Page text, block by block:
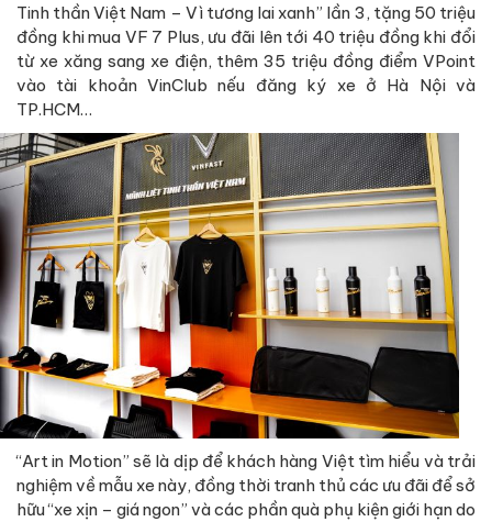
Tinh thần Việt Nam – Vì tương lai xanh” lần 3, tặng 50 triệu
đồng khi mua VF 7 Plus, ưu đãi lên tới 40 triệu đồng khi đổi
từ xe xăng sang xe điện, thêm 35 triệu đồng điểm VPoint
vào tài khoản VinClub nếu đăng ký xe ở Hà Nội và
TP.HCM…
“Art in Motion” sẽ là dịp để khách hàng Việt tìm hiểu và trải
nghiệm về mẫu xe này, đồng thời tranh thủ các ưu đãi để sở
hữu “xe xịn – giá ngon” và các phần quà phụ kiện giới hạn do